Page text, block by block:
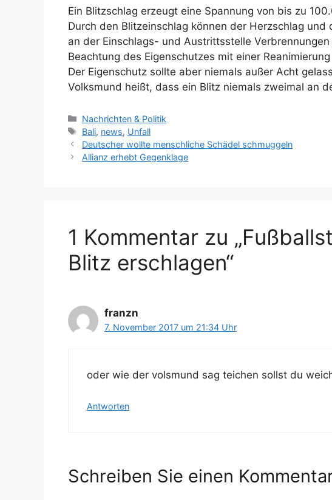
Ein Blitzschlag erzeugt eine Spannung von bis zu
Durch den Blitzeinschlag können der Herzschlag
an der Einschlags- und Austrittsstelle
Beachtung des Eigenschutzes mit einer
Der Eigenschutz sollte aber niemals außer Acht
Volksmund heißt, dass ein Blitz niemals zweimal an
K
a
t
e
n
Nachrichten & Politik
S
c
h
e
r
Bali, news, Unfall
Deutscher wollte menschliche Schädel schmuggeln
Allianz erhebt Gegenklage
1 Kommentar zu
Blitz erschlagen“
franzn
7. November 2017 um 21:34 Uhr
oder wie der volsmund sag teichen sollst du
Antworten
Schreiben Sie einen